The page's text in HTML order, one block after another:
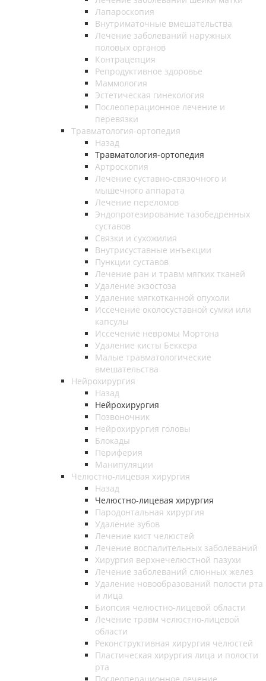
Лапароскопия
Внутриматочные вмешательства
Лечение заболеваний наружных
половых органов
Контрацепция
Репродуктивное здоровье
Маммология
Эстетическая гинекология
Послеоперационное лечение и
перевязки
Травматология-ортопедия
Назад
Травматология-ортопедия
Артроскопия
Лечение суставно-связочного и
мышечного аппарата
Лечение переломов
Эндопротезирование тазобедренных
суставов
Связки и сухожилия
Внутрисуставные инъекции
Пункции суставов
Лечение ран и травм мягких тканей
Удаление экзостоза
Удаление мягкотканной опухоли
Иссечение околосуставной сумки или
капсулы
Иссечение невромы Мортона
Удаление кисты Беккера
Малые травматологические
вмешательства
Нейрохирургия
Назад
Нейрохирургия
Позвоночник
Нейрохирургия головы
Блокады
Периферия
Манипуляции
Челюстно-лицевая хирургия
Назад
Челюстно-лицевая хирургия
Пародонтальная хирургия
Удаление зубов
Лечение кист челюстей
Лечение воспалительных заболеваний
Хирургия верхнечелюстной пазухи
Лечение заболеваний слюнных желез
Удаление новообразований полости рта
и лица
Биопсия челюстно-лицевой области
Лечение травм челюстно-лицевой
области
Реконструктивная хирургия челюстей
Пластическая хирургия лица и полости
рта